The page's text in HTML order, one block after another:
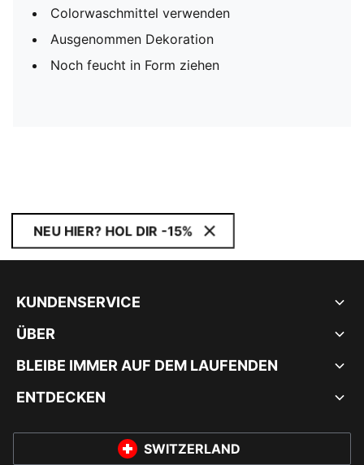
Colorwaschmittel verwenden
Ausgenommen Dekoration
Noch feucht in Form ziehen
NEU HIER? HOL DIR -15%
KUNDENSERVICE
ÜBER
BLEIBE IMMER AUF DEM LAUFENDEN
ENTDECKEN
SWITZERLAND